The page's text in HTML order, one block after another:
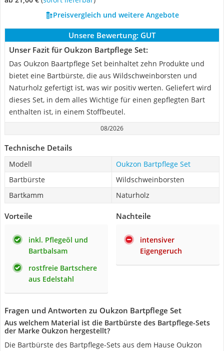
Preisvergleich und weitere Angebote
Unsere Bewertung: GUT
Unser Fazit für Oukzon Bartpflege Set:
Das Oukzon Baartpflege Set beinhaltet zehn Produkte und
bietet eine Bartbürste, die aus Wildschweinborsten und
Naturholz gefertigt ist, was wir positiv werten. Geliefert wird
dieses Set, in dem alles Wichtige für einen gepflegten Bart
enthalten ist, in einem Stoffbeutel.
08/2026
Technische Details
Modell
Oukzon Bartpflege Set
Bartbürste
Wildschweinborsten
Bartkamm
Naturholz
Vorteile
inkl. Pflegeöl und
Bartbalsam
rostfreie Bartschere
aus Edelstahl
Nachteile
intensiver
Eigengeruch
Fragen und Antworten zu Oukzon Bartpflege Set
Aus welchem Material ist die Bartbürste des Bartpflege-Sets
der Marke Oukzon hergestellt?
Die Bartbürste des Bartpflege-Sets aus dem Hause Oukzon